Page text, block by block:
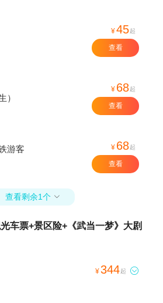
¥45起
查看
）
¥ 68起
查看
游客
¥ 68起
查看
查看剩余1个 
车票+景区险+《武当一梦》大剧
¥344起 